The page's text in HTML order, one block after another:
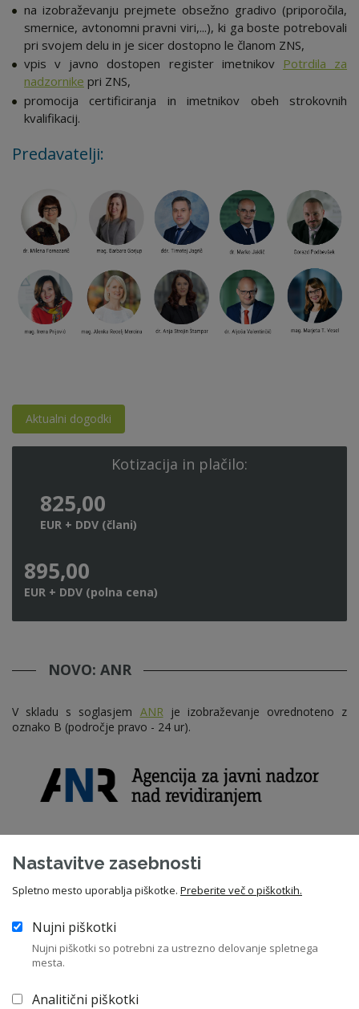
na izobraževanju prejmete obsežno gradivo (priporočila,
smernice, avtonomni pravni viri,...), ki ga boste potrebovali
pri svojem delu in je sicer dostopno le članom ZNS,
vpis v javno dostopen register imetnikov Potrdila za
nadzornike pri ZNS,
promocija certificiranja in imetnikov obeh strokovnih
kvalifikacij.
Predavatelji:
Aktualni dogodki
Kotizacija in plačilo:
825,00
EUR + DDV (člani)
895,00
EUR + DDV (polna cena)
NOVO: ANR
V skladu s soglasjem ANRje izobraževanje ovrednoteno z
oznako B (področje pravo - 24 ur).
Program izobraževanja za nadzornike za pridobitev »Potrdila za
domače kvalifikacije (MGRT) tudi
Nastavitve zasebnosti
Spletno mesto uporablja piškotke. Preberite več o piškotkih.
Nujni piškotki
Nujni piškotki so potrebni za ustrezno delovanje spletnega
mesta.
Analitični piškotki